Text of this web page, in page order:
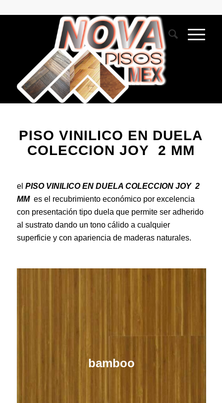
PISO VINILICO EN DUELA
COLECCION JOY 2 MM
el PISO VINILICO EN DUELA COLECCION JOY 2
MM es el recubrimiento económico por excelencia
con presentación tipo duela que permite ser adherido
al sustrato dando un tono cálido a cualquier
superficie y con apariencia de maderas naturales.
bamboo